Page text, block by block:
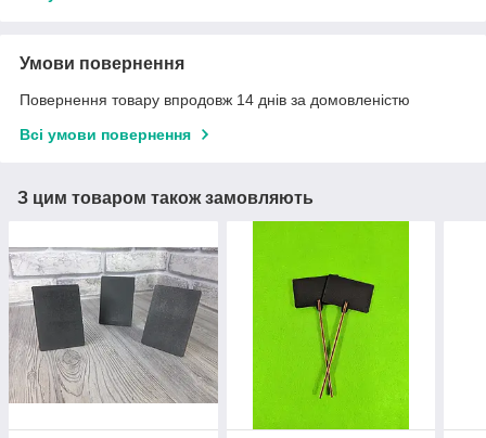
Умови повернення
Повернення товару впродовж 14 днів за домовленістю
Всі умови повернення
З цим товаром також замовляють